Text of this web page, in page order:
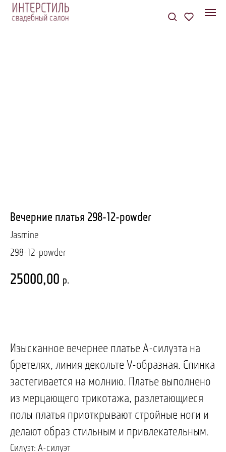
Вечерние платья 298-12-powder
Jasmine
298-12-powder
25000,00 р.
Изысканное вечернее платье А-силуэта на
бретелях, линия декольте V-образная. Спинка
застегивается на молнию. Платье выполнено
из мерцающего трикотажа, разлетающиеся
полы платья приоткрывают стройные ноги и
делают образ стильным и привлекательным.
Силуэт: А-силуэт